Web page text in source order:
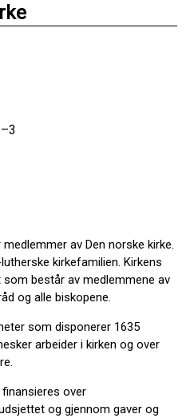
av Den norske kirke.
kirkefamilien. Kirkens
består av medlemmene av
og alle biskopene.
som disponerer 1635
arbeider i kirken og over
over
og gjennom gaver og